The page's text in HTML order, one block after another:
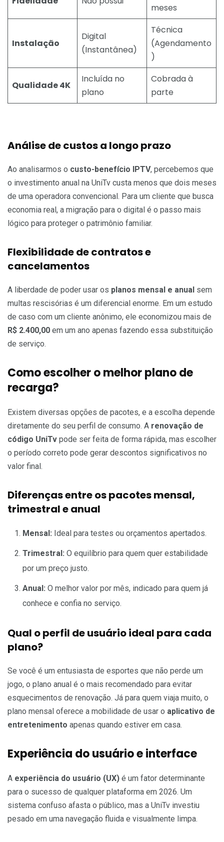
meses
Instalação
Digital
(Instantânea)
Técnica
(Agendamento
)
Qualidade 4K
Incluída no
plano
Cobrada à
parte
Análise de custos a longo prazo
Ao analisarmos o custo-benefício IPTV, percebemos que
o investimento anual na UniTv custa menos que dois meses
de uma operadora convencional. Para um cliente que busca
economia real, a migração para o digital é o passo mais
lógico para proteger o patrimônio familiar.
Flexibilidade de contratos e
cancelamentos
A liberdade de poder usar os planos mensal e anual sem
multas rescisórias é um diferencial enorme. Em um estudo
de caso com um cliente anônimo, ele economizou mais de
R$ 2.400,00 em um ano apenas fazendo essa substituição
de serviço.
Como escolher o melhor plano de
recarga?
Existem diversas opções de pacotes, e a escolha depende
diretamente do seu perfil de consumo. A renovação de
código UniTv pode ser feita de forma rápida, mas escolher
o período correto pode gerar descontos significativos no
valor final.
Diferenças entre os pacotes mensal,
trimestral e anual
Mensal: Ideal para testes ou orçamentos apertados.
Trimestral: O equilíbrio para quem quer estabilidade
por um preço justo.
Anual: O melhor valor por mês, indicado para quem já
conhece e confia no serviço.
Qual o perfil de usuário ideal para cada
plano?
Se você é um entusiasta de esportes que não perde um
jogo, o plano anual é o mais recomendado para evitar
esquecimentos de renovação. Já para quem viaja muito, o
plano mensal oferece a mobilidade de usar o aplicativo de
entretenimento apenas quando estiver em casa.
Experiência do usuário e interface
A experiência do usuário (UX) é um fator determinante
para o sucesso de qualquer plataforma em 2026. Um
sistema confuso afasta o público, mas a UniTv investiu
pesado em uma navegação fluida e visualmente limpa.